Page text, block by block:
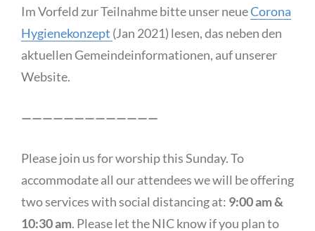
Im Vorfeld zur Teilnahme bitte unser neueCorona
Hygienekonzept (Jan 2021) lesen, das neben den
aktuellen Gemeindeinformationen, auf unserer
Website.
—————————————
Please join us for worship this Sunday. To
accommodate all our attendees we will be offering
two services with social distancing at: 9:00 am &
10:30 am. Please let the NIC know if you plan to